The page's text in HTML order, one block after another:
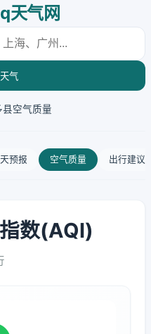
天气网
气
县空气质量
预报 空气质量 出行建议
数(AQI)